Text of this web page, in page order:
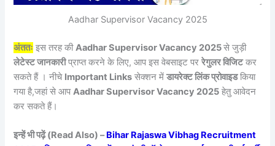
Aadhar Supervisor Vacancy 2025
अंततः इस तरह कीAadhar Supervisor Vacancy 2025से जुड़ी
लेटेस्ट जानकारीप्राप्त करने के लिए, आप इस वेबसाइट पररेगुलर विजिटकर
सकते हैं । नीचे Important Links सेक्शन मेंडायरेक्ट लिंक प्रोवाइडकिया
गया है,जहां से आपAadhar Supervisor Vacancy 2025 हेतु आवेदन
कर सकते हैं।
इन्हें भी पढ़ें (Read Also) –Bihar Rajaswa Vibhag Recruitment